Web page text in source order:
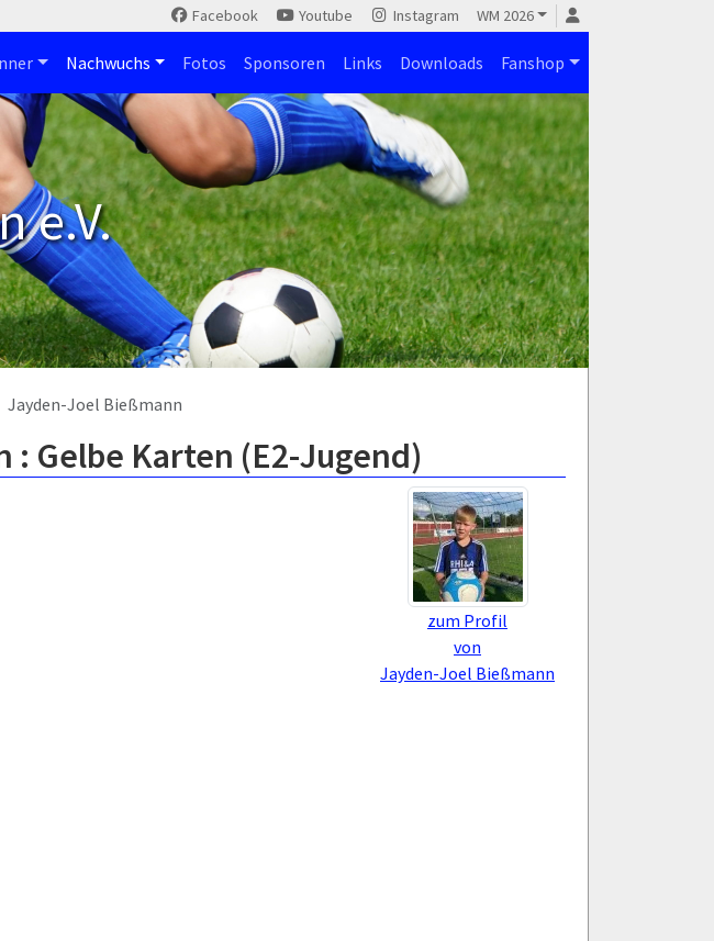
Facebook Youtube Instagram WM 2026
Nachwuchs Fotos Sponsoren Links Downloads Fanshop
e.V.
Jayden-Joel Bießmann
Gelbe Karten (E2-Jugend)
zum Profil
von
Jayden-Joel Bießmann